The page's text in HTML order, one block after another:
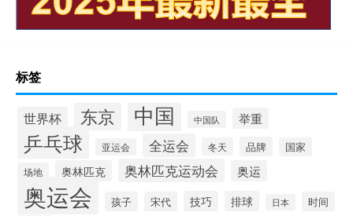
标签
世界杯 东京 中国 中国队 举重
乒乓球 亚运会 全运会 冬天 品牌 国家
场地 奥林匹克 奥林匹克运动会 奥运
奥运会 孩子 宋代 技巧 排球 日本 时间